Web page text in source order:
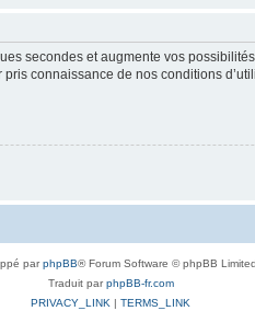
secondes et augmente vos
connaissance de nos conditions
parphpBB® Forum Software © phpBB Limited
Traduit parphpBB-fr.com
PRIVACY_LINK | TERMS_LINK